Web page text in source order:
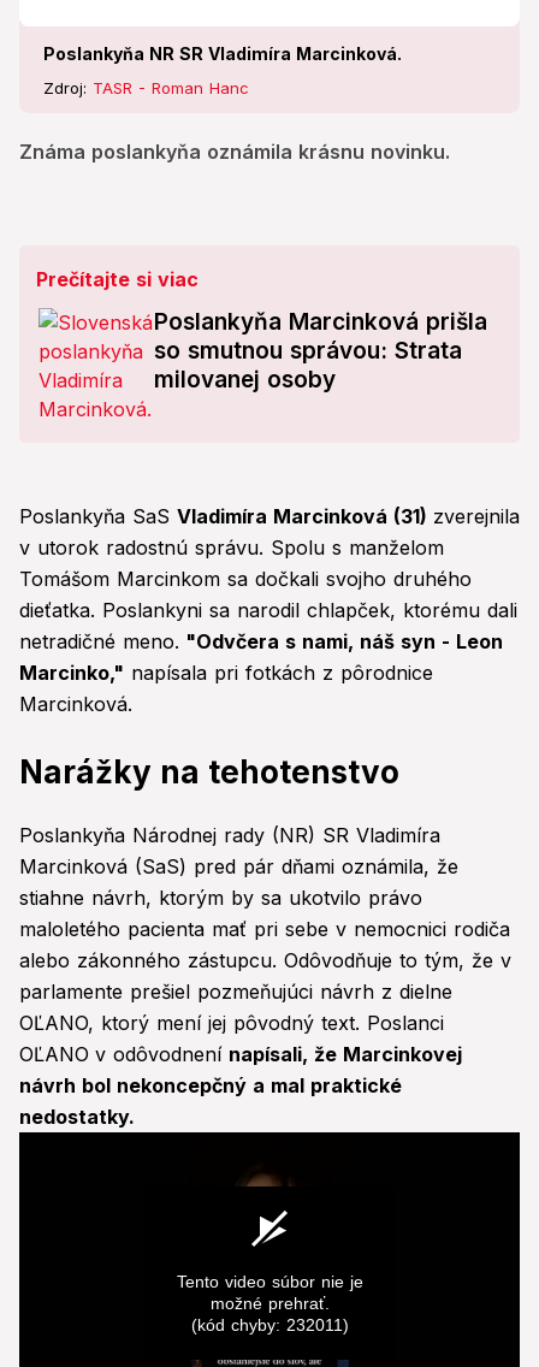
Poslankyňa NR SR Vladimíra Marcinková.
Zdroj: TASR - Roman Hanc
Známa poslankyňa oznámila krásnu novinku.
Prečítajte si viac
Poslankyňa Marcinková prišla
so smutnou správou: Strata
milovanej osoby
Poslankyňa SaS Vladimíra Marcinková (31) zverejnila
v utorok radostnú správu. Spolu s manželom
Tomášom Marcinkom sa dočkali svojho druhého
dieťatka. Poslankyni sa narodil chlapček, ktorému dali
netradičné meno. "Odvčera s nami, náš syn - Leon
Marcinko," napísala pri fotkách z pôrodnice
Marcinková.
Narážky na tehotenstvo
Poslankyňa Národnej rady (NR) SR Vladimíra
Marcinková (SaS) pred pár dňami oznámila, že
stiahne návrh, ktorým by sa ukotvilo právo
maloletého pacienta mať pri sebe v nemocnici rodiča
alebo zákonného zástupcu. Odôvodňuje to tým, že v
parlamente prešiel pozmeňujúci návrh z dielne
OĽANO, ktorý mení jej pôvodný text. Poslanci
OĽANO v odôvodnení napísali, že Marcinkovej
návrh bol nekoncepčný a mal praktické
nedostatky.
Tento video súbor nie je
možné prehrať.
(kód chyby: 232011)